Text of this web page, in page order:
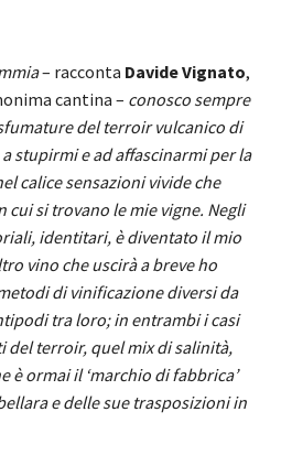
– racconta Davide Vignato,
cantina – conosco sempre
del terroir vulcanico di
stupirmi e ad affascinarmi per la
calice sensazioni vivide che
si trovano le mie vigne. Negli
identitari, è diventato il mio
vino che uscirà a breve ho
di vinificazione diversi da
tra loro; in entrambi i casi
del terroir, quel mix di salinità,
è ormai il ‘marchio di fabbrica’
e delle sue trasposizioni in